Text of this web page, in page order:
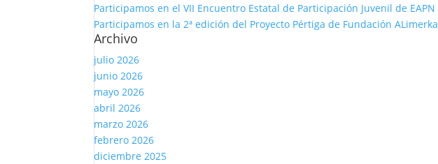
Participamos en el VII Encuentro Estatal de Participación Juvenil de EAPN
Participamos en la 2ª edición del Proyecto Pértiga de Fundación ALimerka
Archivo
julio 2026
junio 2026
mayo 2026
abril 2026
marzo 2026
febrero 2026
diciembre 2025